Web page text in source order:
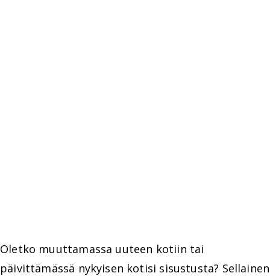
Oletko muuttamassa uuteen kotiin tai
päivittämässä nykyisen kotisi sisustusta? Sellainen